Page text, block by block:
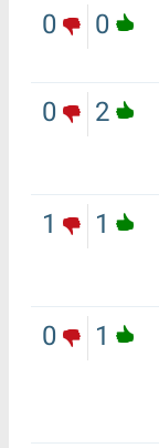
0
0
2
0
1
1
1
0